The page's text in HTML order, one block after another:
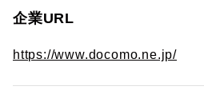
企業URL
https://www.docomo.ne.jp/